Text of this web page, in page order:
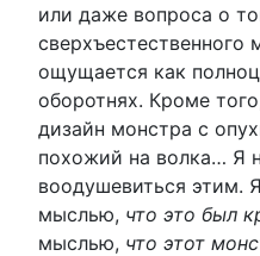
или даже вопроса о
сверхъестественного
ощущается как
оборотнях. Кроме
дизайн монстра с
похожий на волка… Я
воодушевиться этим.
мыслью, что это был
мыслью, что этот